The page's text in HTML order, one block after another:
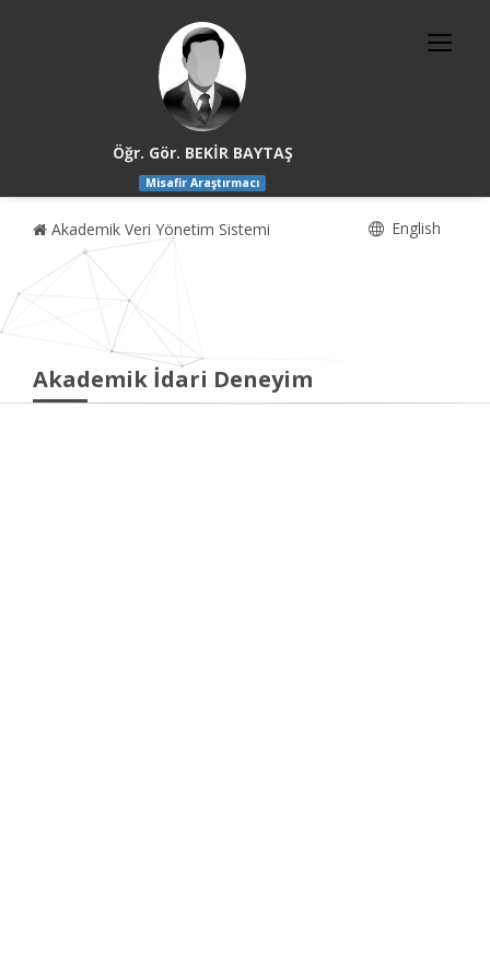
Öğr. Gör. BEKİR BAYTAŞ
Misafir Araştırmacı
Akademik Veri Yönetim Sistemi English
Akademik İdari Deneyim